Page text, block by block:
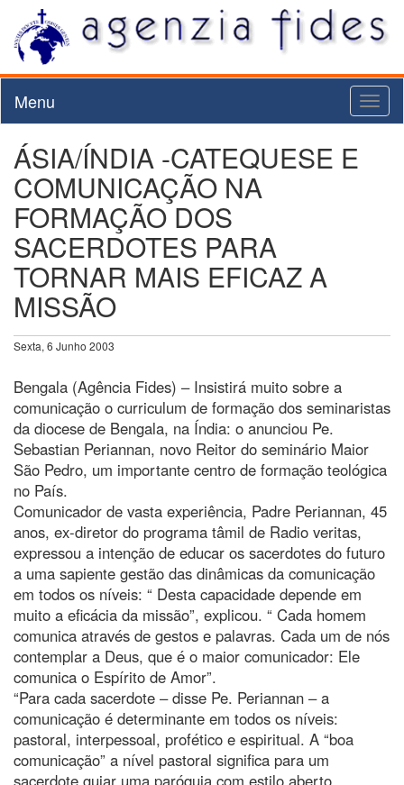
Menu
ÁSIA/ÍNDIA -CATEQUESE E
COMUNICAÇÃO NA
FORMAÇÃO DOS
SACERDOTES PARA
TORNAR MAIS EFICAZ A
MISSÃO
Sexta, 6 Junho 2003
Bengala (Agência Fides) – Insistirá muito sobre a
comunicação o curriculum de formação dos seminaristas
da diocese de Bengala, na Índia: o anunciou Pe.
Sebastian Periannan, novo Reitor do seminário Maior
São Pedro, um importante centro de formação teológica
no País.
Comunicador de vasta experiência, Padre Periannan, 45
anos, ex-diretor do programa tâmil de Radio veritas,
expressou a intenção de educar os sacerdotes do futuro
a uma sapiente gestão das dinâmicas da comunicação
em todos os níveis: “ Desta capacidade depende em
muito a eficácia da missão”, explicou. “ Cada homem
comunica através de gestos e palavras. Cada um de nós
contemplar a Deus, que é o maior comunicador: Ele
comunica o Espírito de Amor”.
“Para cada sacerdote – disse Pe. Periannan – a
comunicação é determinante em todos os níveis:
pastoral, interpessoal, profético e espiritual. A “boa
comunicação” a nível pastoral significa para um
sacerdote guiar uma paróquia com estilo aberto,